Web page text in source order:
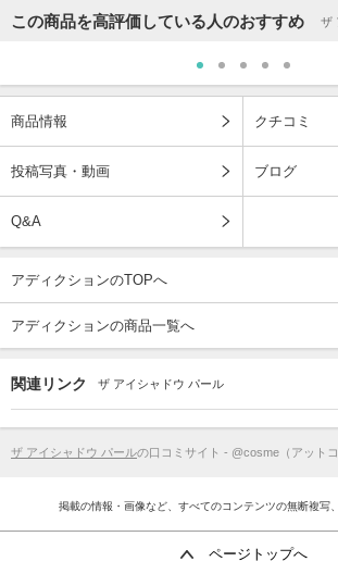
この商品を高評価している人のおすすめ ザ
商品情報 クチコミ
投稿写真・動画 ブログ
Q&A
アディクションのTOPへ
アディクションの商品一覧へ
関連リンク ザ アイシャドウ パール
ザ アイシャドウ パールの口コミサイト - @cosme（アットコ
掲載の情報・画像など、すべてのコンテンツの無断複写
ページトップへ